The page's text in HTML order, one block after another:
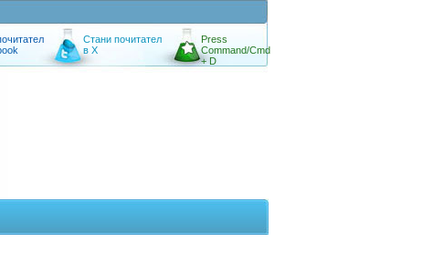
Стани почитател
в X
Press
Command/Cmd
+ D